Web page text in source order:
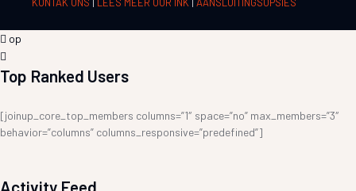
op
Top Ranked Users
[joinup_core_top_members columns=”1″ space=”no” max_members=”3″
behavior=”columns” columns_responsive=”predefined”]
Activity Feed